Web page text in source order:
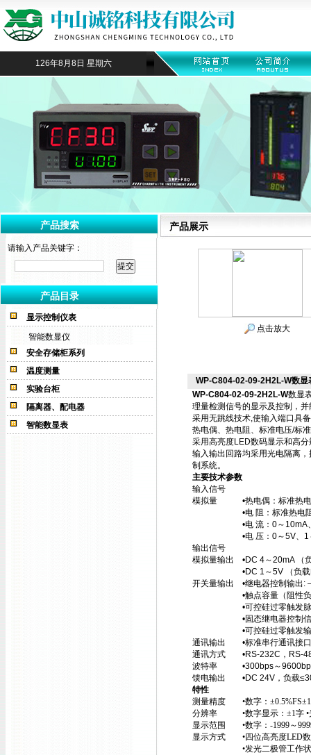
126年8月8日 星期六
产品搜索
请输入产品关键字：
产品目录
显示控制仪表
智能数显仪
安全存储柜系列
温度测量
实验台柜
隔离器、配电器
智能数显表
产品展示
点击放大
WP-C804-02-09-2H2L-W数显
WP-C804-02-09-2H2L-W数显
理量检测信号的显示及控制，
采用无跳线技术,使输入端口具
热电偶、热电阻、标准电压/标
采用高亮度LED数码显示和高
输入输出回路均采用光电隔离
制系统。
主要技术参数
输入信号
模拟量 •热电偶：标准热电
•电 阻：标准热电阻
•电 流：0～10mA、4～
•电 压：0～5V、1～5V
输出信号
模拟量输出 •DC 4～20mA （
•DC 1～5V （负载电阻
开关量输出 •继电器控制输出:
•触点容量（阻性负载
•可控硅过零触发脉冲输
•固态继电器控制信号输
•可控硅过零触发输出—
通讯输出 •标准串行通讯接口
通讯方式 •RS-232C，RS-
波特率 •300bps～9600bps
馈电输出 •DC 24V，负载
特性
测量精度 •数字：
分辨率 •数字显示：±1字 •
显示范围 •数字：-1999～
显示方式 •四位高亮度LED数
•发光二极管工作状态显